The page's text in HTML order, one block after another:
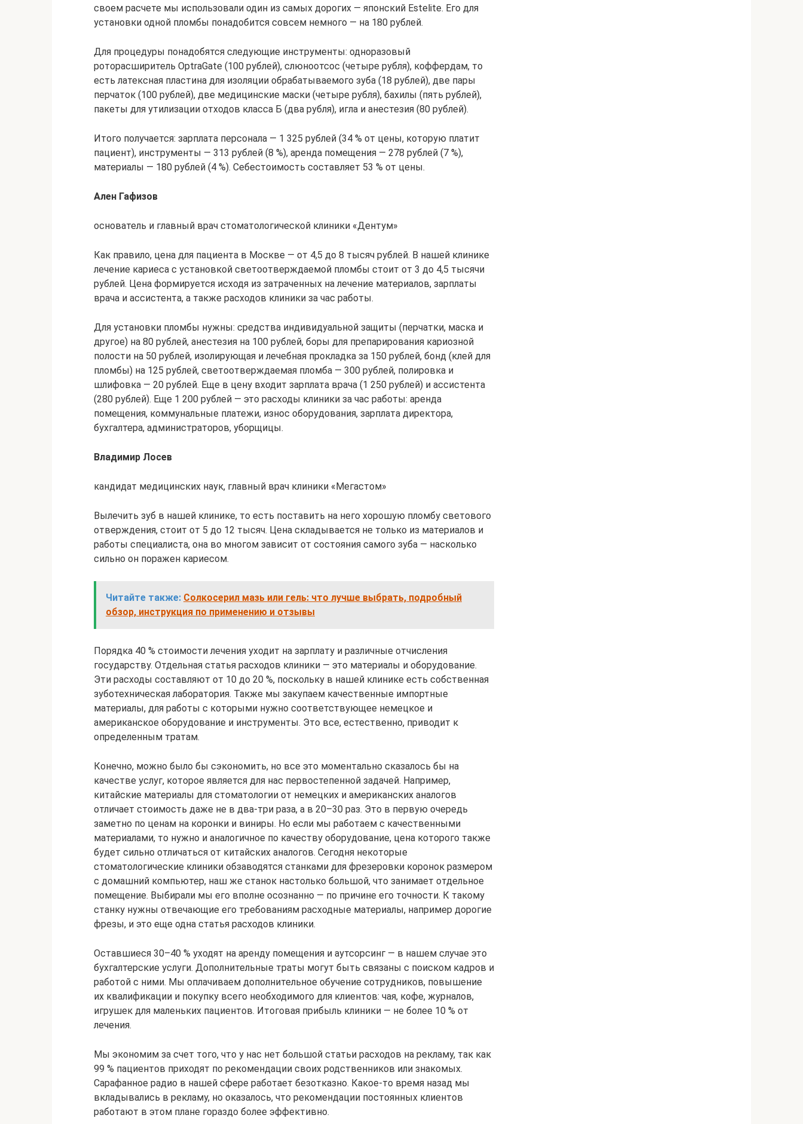
своем расчете мы использовали один из самых дорогих — японский Estelite. Его для
установки одной пломбы понадобится совсем немного — на 180 рублей.
Для процедуры понадобятся следующие инструменты: одноразовый
роторасширитель OptraGate (100 рублей), слюноотсос (четыре рубля), коффердам, то
есть латексная пластина для изоляции обрабатываемого зуба (18 рублей), две пары
перчаток (100 рублей), две медицинские маски (четыре рубля), бахилы (пять рублей),
пакеты для утилизации отходов класса Б (два рубля), игла и анестезия (80 рублей).
Итого получается: зарплата персонала — 1 325 рублей (34 % от цены, которую платит
пациент), инструменты — 313 рублей (8 %), аренда помещения — 278 рублей (7 %),
материалы — 180 рублей (4 %). Себестоимость составляет 53 % от цены.
Ален Гафизов
основатель и главный врач стоматологической клиники «Дентум»
Как правило, цена для пациента в Москве — от 4,5 до 8 тысяч рублей. В нашей клинике
лечение кариеса с установкой светоотверждаемой пломбы стоит от 3 до 4,5 тысячи
рублей. Цена формируется исходя из затраченных на лечение материалов, зарплаты
врача и ассистента, а также расходов клиники за час работы.
Для установки пломбы нужны: средства индивидуальной защиты (перчатки, маска и
другое) на 80 рублей, анестезия на 100 рублей, боры для препарирования кариозной
полости на 50 рублей, изолирующая и лечебная прокладка за 150 рублей, бонд (клей для
пломбы) на 125 рублей, светоотверждаемая пломба — 300 рублей, полировка и
шлифовка — 20 рублей. Еще в цену входит зарплата врача (1 250 рублей) и ассистента
(280 рублей). Еще 1 200 рублей — это расходы клиники за час работы: аренда
помещения, коммунальные платежи, износ оборудования, зарплата директора,
бухгалтера, администраторов, уборщицы.
Владимир Лосев
кандидат медицинских наук, главный врач клиники «Мегастом»
Вылечить зуб в нашей клинике, то есть поставить на него хорошую пломбу светового
отверждения, стоит от 5 до 12 тысяч. Цена складывается не только из материалов и
работы специалиста, она во многом зависит от состояния самого зуба — насколько
сильно он поражен кариесом.
Читайте также: Солкосерил мазь или гель: что лучше выбрать, подробный
обзор, инструкция по применению и отзывы
Порядка 40 % стоимости лечения уходит на зарплату и различные отчисления
государству. Отдельная статья расходов клиники — это материалы и оборудование.
Эти расходы составляют от 10 до 20 %, поскольку в нашей клинике есть собственная
зуботехническая лаборатория. Также мы закупаем качественные импортные
материалы, для работы с которыми нужно соответствующее немецкое и
американское оборудование и инструменты. Это все, естественно, приводит к
определенным тратам.
Конечно, можно было бы сэкономить, но все это моментально сказалось бы на
качестве услуг, которое является для нас первостепенной задачей. Например,
китайские материалы для стоматологии от немецких и американских аналогов
отличает стоимость даже не в два-три раза, а в 20–30 раз. Это в первую очередь
заметно по ценам на коронки и виниры. Но если мы работаем с качественными
материалами, то нужно и аналогичное по качеству оборудование, цена которого также
будет сильно отличаться от китайских аналогов. Сегодня некоторые
стоматологические клиники обзаводятся станками для фрезеровки коронок размером
с домашний компьютер, наш же станок настолько большой, что занимает отдельное
помещение. Выбирали мы его вполне осознанно — по причине его точности. К такому
станку нужны отвечающие его требованиям расходные материалы, например дорогие
фрезы, и это еще одна статья расходов клиники.
Оставшиеся 30–40 % уходят на аренду помещения и аутсорсинг — в нашем случае это
бухгалтерские услуги. Дополнительные траты могут быть связаны с поиском кадров и
работой с ними. Мы оплачиваем дополнительное обучение сотрудников, повышение
их квалификации и покупку всего необходимого для клиентов: чая, кофе, журналов,
игрушек для маленьких пациентов. Итоговая прибыль клиники — не более 10 % от
лечения.
Мы экономим за счет того, что у нас нет большой статьи расходов на рекламу, так как
99 % пациентов приходят по рекомендации своих родственников или знакомых.
Сарафанное радио в нашей сфере работает безотказно. Какое-то время назад мы
вкладывались в рекламу, но оказалось, что рекомендации постоянных клиентов
работают в этом плане гораздо более эффективно.